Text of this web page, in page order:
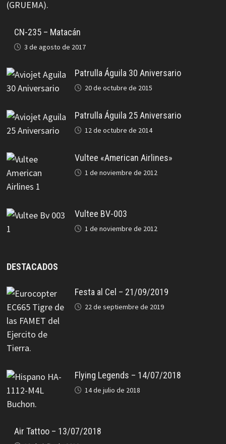
CN-235 – Matacán
3 de agosto de 2017
Patrulla Águila 30 Aniversario
20 de octubre de 2015
Patrulla Águila 25 Aniversario
12 de octubre de 2014
Vultee «American Airlines»
1 de noviembre de 2012
Vultee BV-003
1 de noviembre de 2012
DESTACADOS
Festa al Cel – 21/09/2019
22 de septiembre de 2019
Flying Legends – 14/07/2018
14 de julio de 2018
Air Tattoo – 13/07/2018